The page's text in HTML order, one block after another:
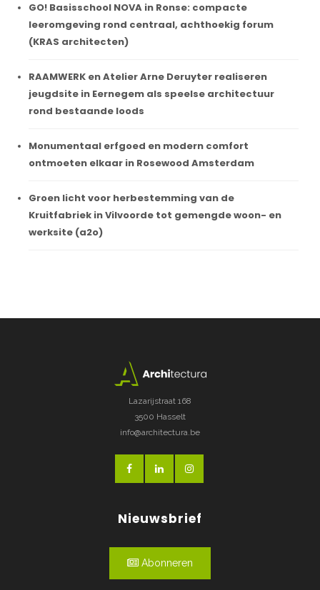
GO! Basisschool NOVA in Ronse: compacte
leeromgeving rond centraal, achthoekig forum
(KRAS architecten)
RAAMWERK en Atelier Arne Deruyter realiseren
jeugdsite in Eernegem als speelse architectuur
rond bestaande loods
Monumentaal erfgoed en modern comfort
ontmoeten elkaar in Rosewood Amsterdam
Groen licht voor herbestemming van de
Kruitfabriek in Vilvoorde tot gemengde woon- en
werksite (a2o)
Lazarijstraat 168
3500 Hasselt
info@architectura.be
Nieuwsbrief
Abonneren